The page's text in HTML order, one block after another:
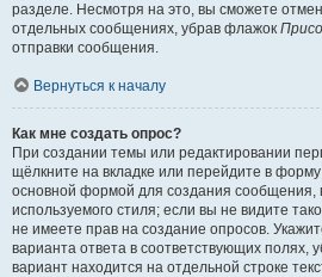
разделе. Несмотря на это, вы сможете
отдельных сообщениях, убрав флажок
отправки сообщения.
Вернуться к началу
Как мне создать опрос?
При создании темы или редактировании
щёлкните на вкладке или перейдите в форму
основной формой для создания сообщения,
используемого стиля; если вы не видите
не имеете прав на создание опросов.
варианта ответа в соответствующих полях,
вариант находится на отдельной строке